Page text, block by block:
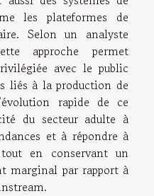
les plateformes de
Selon un analyste
approche permet
avec le public
liés à la production de
rapide de ce
du secteur adulte à
et à répondre à
en conservant un
marginal par rapport à